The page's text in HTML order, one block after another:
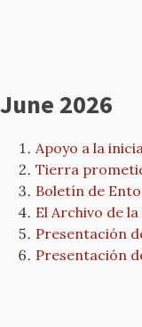
June 2026
Apoyo a la
Tierra
Boletín de
El Archivo de
Presentación
Presentación